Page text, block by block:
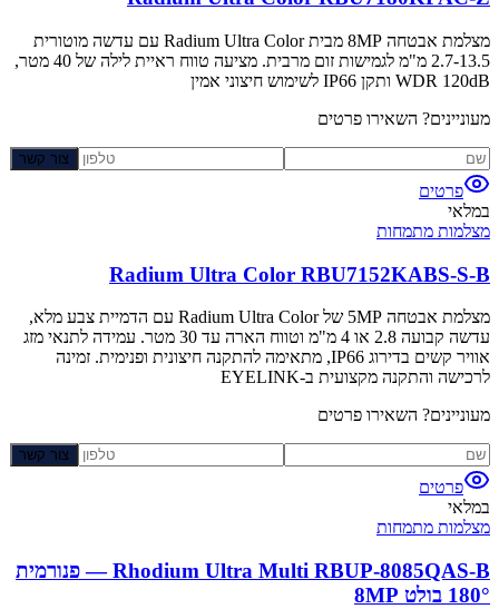
מצלמת אבטחה 8MP מבית Radium Ultra Color עם עדשה מוטורית
2.7-13.5 מ"מ לגמישות זום מרבית. מציעה טווח ראיית לילה של 40 מטר,
WDR 120dB ותקן IP66 לשימוש חיצוני אמין
מעוניינים? השאירו פרטים
צור קשר
פרטים
במלאי
מצלמות מתמחות
Radium Ultra Color RBU7152KABS-S-B
מצלמת אבטחה 5MP של Radium Ultra Color עם הדמיית צבע מלא,
עדשה קבועה 2.8 או 4 מ"מ וטווח הארה עד 30 מטר. עמידה לתנאי מזג
אוויר קשים בדירוג IP66, מתאימה להתקנה חיצונית ופנימית. זמינה
לרכישה והתקנה מקצועית ב-EYELINK
מעוניינים? השאירו פרטים
צור קשר
פרטים
במלאי
מצלמות מתמחות
Rhodium Ultra Multi RBUP-8085QAS-B — פנורמית
180° בולט 8MP